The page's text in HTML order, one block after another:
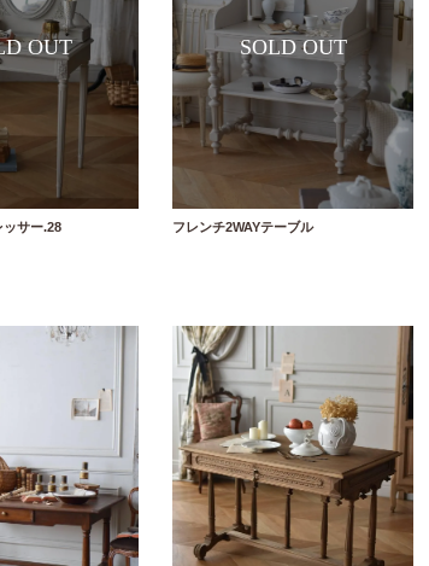
ッサー.28 フレンチ2WAYテーブル